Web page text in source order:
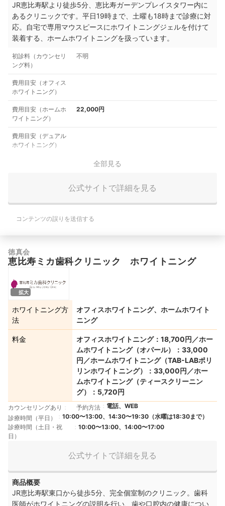
JR恵比寿駅より徒歩5分、恵比寿ガーデンプレイスタワー内に
あるクリニックです。平日19時まで、土曜も18時まで診療に対
応。自宅で専用マウスピースにホワイトニングジェルを付けて
装着する、ホームホワイトニングを扱っています。
初診料（カウンセリ
ング料）
不明
費用目安（オフィス
ホワイトニング）
費用目安（ホームホ
ワイトニング）
22,000円
費用目安（デュアル
ホワイトニング）
全部見る
公式サイトで詳細を見る
コンテンツの誤りを送信する
徳真会
恵比寿ミカ歯科クリニック ホワイトニング
拡大
ホワイトニング方
法
オフィスホワイトニング、ホームホワイト
ニング
料金
オフィスホワイトニング：18,700円／ホー
ムホワイトニング（オパール）：33,000
円／ホームホワイトニング（TAB-LABポリ
リンホワイトニング）：33,000円／ホー
ムホワイトニング（ティースクリーニン
グ）：5,720円
カウンセリングあり 予約方法
電話、WEB
診療時間（平日）
10:00〜13:00、14:30〜19:30（水曜は18:30まで）
診療時間（土日・祝
日）
10:00〜13:00、14:00〜17:00
公式サイトで詳細を見る
商品概要
JR恵比寿駅東口から徒歩5分、完全個室制のクリニック。歯科
医師がホワイトニングの説明を行い、歯や口腔内の健康につい